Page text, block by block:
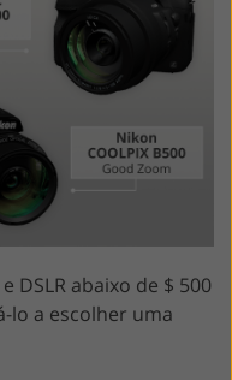
DSLR abaixo de $ 500
lo a escolher uma